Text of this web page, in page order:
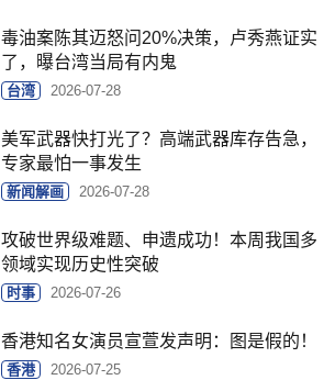
毒油案陈其迈怒问20%决策，卢秀燕证实
了，曝台湾当局有内鬼
台湾 2026-07-28
美军武器快打光了？高端武器库存告急，
专家最怕一事发生
新闻解画 2026-07-28
攻破世界级难题、申遗成功！本周我国多
领域实现历史性突破
时事 2026-07-26
香港知名女演员宣萱发声明：图是假的！
香港 2026-07-25